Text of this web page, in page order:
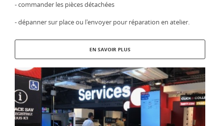
- commander les pièces détachées
- dépanner sur place ou l'envoyer pour réparation en atelier.
EN SAVOIR PLUS